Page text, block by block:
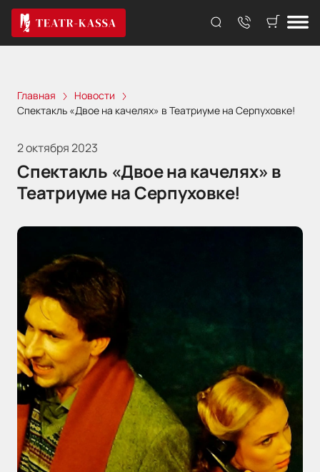
Главная
Новости
Спектакль «Двое на качелях» в Театриуме на Серпуховке!
2 октября 2023
Спектакль «Двое на качелях» в
Театриуме на Серпуховке!